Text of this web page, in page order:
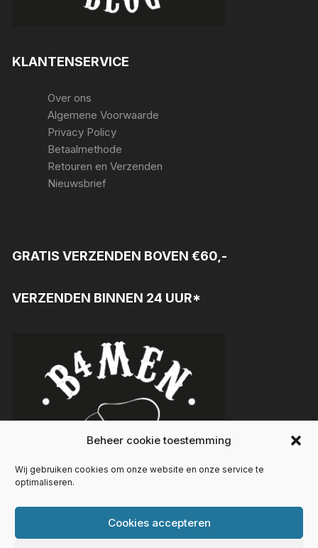
Beheer cookie toestemming
Wij gebruiken cookies om onze website en onze service te
optimaliseren.
Cookies accepteren
KLANTENSERVICE
Over ons
Algemene Voorwaarde
Privacy Policy
Betaalmethode
Retouren en Verzenden
Nieuwsbrief
GRATIS VERZENDEN BOVEN €60,-
VERZENDEN BINNEN 24 UUR*